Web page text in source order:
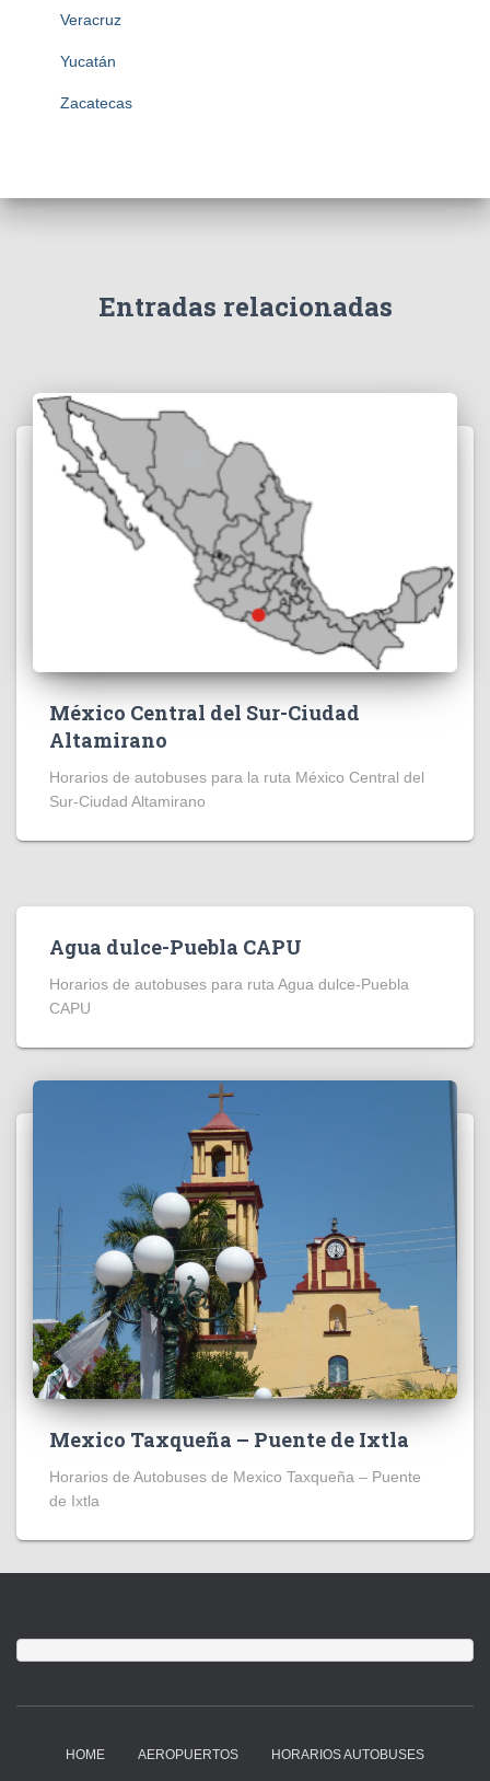
Veracruz
Yucatán
Zacatecas
Entradas relacionadas
México Central del Sur-Ciudad
Altamirano
Horarios de autobuses para la ruta México Central del
Sur-Ciudad Altamirano
Agua dulce-Puebla CAPU
Horarios de autobuses para ruta Agua dulce-Puebla
CAPU
Mexico Taxqueña – Puente de Ixtla
Horarios de Autobuses de Mexico Taxqueña – Puente
de Ixtla
HOME AEROPUERTOS HORARIOS AUTOBUSES